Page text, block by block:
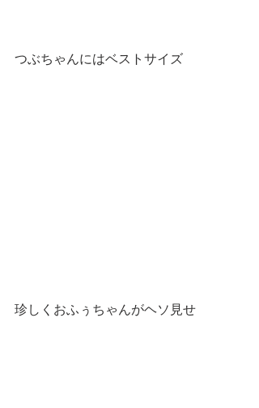
つぶちゃんにはベストサイズ
珍しくおふぅちゃんがヘソ見せ